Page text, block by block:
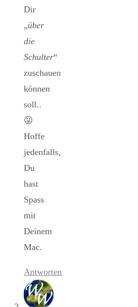
Dir
„über
die
Schulter“
zuschauen
können
soll..
😛
Hoffe
jedenfalls,
Du
hast
Spass
mit
Deinem
Mac.
Antworten